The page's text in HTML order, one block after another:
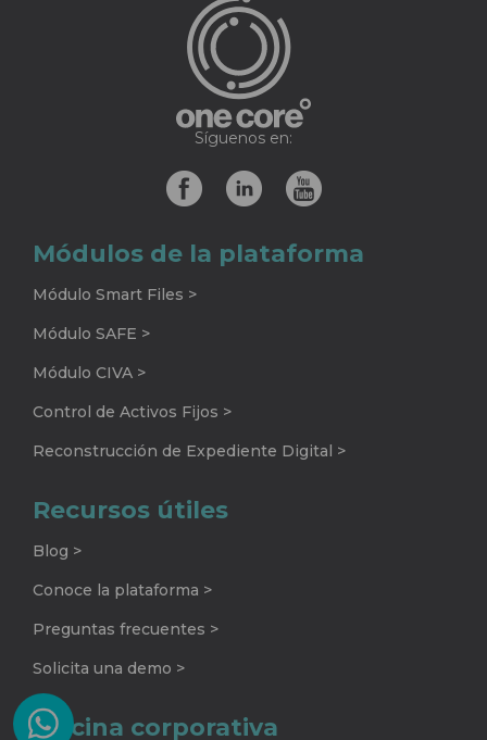
Síguenos en:
Módulos de la plataforma
Módulo Smart Files >
Módulo SAFE >
Módulo CIVA >
Control de Activos Fijos >
Reconstrucción de Expediente Digital >
Recursos útiles
Blog >
Conoce la plataforma >
Preguntas frecuentes >
Solicita una demo >
Oficina corporativa